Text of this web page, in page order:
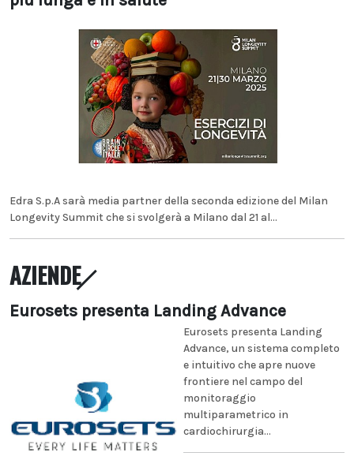
Edra S.p.A sarà media partner della seconda edizione del Milan
Longevity Summit che si svolgerà a Milano dal 21 al...
AZIENDE
Eurosets presenta Landing Advance
Eurosets presenta Landing
Advance, un sistema completo
e intuitivo che apre nuove
frontiere nel campo del
monitoraggio
multiparametrico in
cardiochirurgia...